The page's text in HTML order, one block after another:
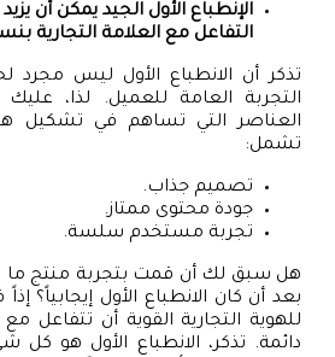
الإنطباع الأول الجيد يمكن أن
التفاعل مع العلامة التجارية بنسبة
تذكر أن الانطباع الأول ليس
التجربة العامة للعميل. لذا،
العناصر التي تساهم في تشكيل
تشمل:
تصميم جذاب.
جودة محتوى ممتاز.
تجربة مستخدم سلسة.
هل سبق لك أن قمت بتجربة منتج ما
بعد أن كان الانطباع الأول إيجابياً؟
للهوية التجارية القوية أن تتفاعل
دائمة. تذكر، الانطباع الأول هو كل